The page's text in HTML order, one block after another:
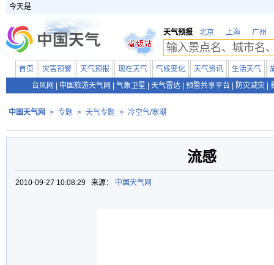
今天是
天气预报 北京 上海 广州
首页 灾害预警 天气预报 现在天气 气候变化 天气资讯 生活天气
台风网
中国旅游天气网 气象卫星 天气雷达 预警共享平台 防灾减灾
中国天气网 > 专题 > 天气专题 > 冷空气/寒潮
流感
2010-09-27 10:08:29 来源： 中国天气网